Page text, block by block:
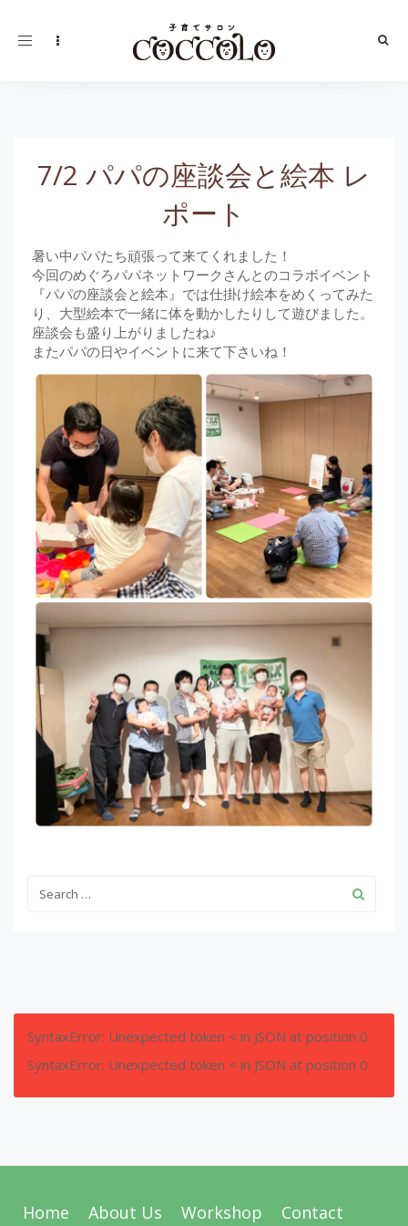
Toggle
7/2 パパの座談会と絵本 レ
ポート
暑い中パパたち頑張って来てくれました！
今回のめぐろパパネットワークさんとのコラボイベント
『パパの座談会と絵本』では仕掛け絵本をめくってみた
り、大型絵本で一緒に体を動かしたりして遊びました。
座談会も盛り上がりましたね♪
またパパの日やイベントに来て下さいね！
SyntaxError: Unexpected token < in JSON at position 0
SyntaxError: Unexpected token < in JSON at position 0
Home About Us Workshop Contact